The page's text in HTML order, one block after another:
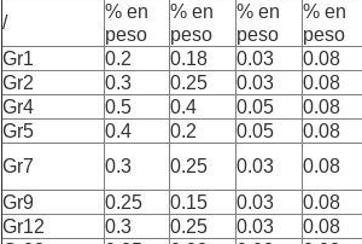
/
% en
peso
% en
peso
% en
peso
% en
peso
Gr1
0.2 0.18 0.03 0.08
Gr2
0.3 0.25 0.03 0.08
Gr4
0.5 0.4 0.05 0.08
Gr5
0.4 0.2 0.05 0.08
Gr7
0.3 0.25 0.03 0.08
Gr9
0.25 0.15 0.03 0.08
Gr12
0.3 0.25 0.03 0.08